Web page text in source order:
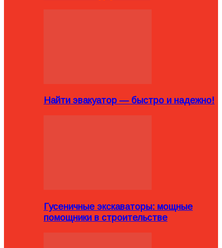
Найти эвакуатор — быстро и надежно!
Гусеничные экскаваторы: мощные
помощники в строительстве